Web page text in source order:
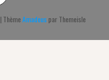
|ThèmeAmadeuspar Themeisle